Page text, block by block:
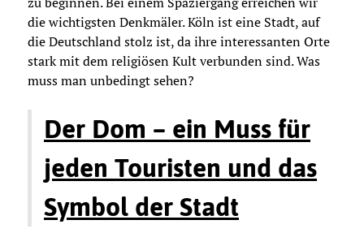
die wichtigsten Denkmäler. Köln ist eine Stadt, auf
die Deutschland stolz ist, da ihre interessanten Orte
stark mit dem religiösen Kult verbunden sind. Was
muss man unbedingt sehen?
Der Dom – ein Muss für
jeden Touristen und das
Symbol der Stadt